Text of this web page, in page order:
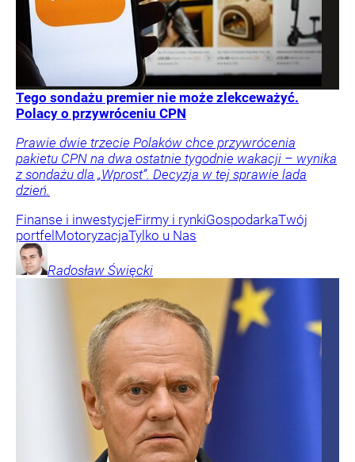
Tego sondażu premier nie może zlekceważyć.
Polacy o przywróceniu CPN
Prawie dwie trzecie Polaków chce przywrócenia
pakietu CPN na dwa ostatnie tygodnie wakacji – wynika
z sondażu dla „Wprost”. Decyzja w tej sprawie lada
dzień.
Finanse i inwestycjeFirmy i rynkiGospodarkaTwój
portfel MotoryzacjaTylko u Nas
Radosław Święcki